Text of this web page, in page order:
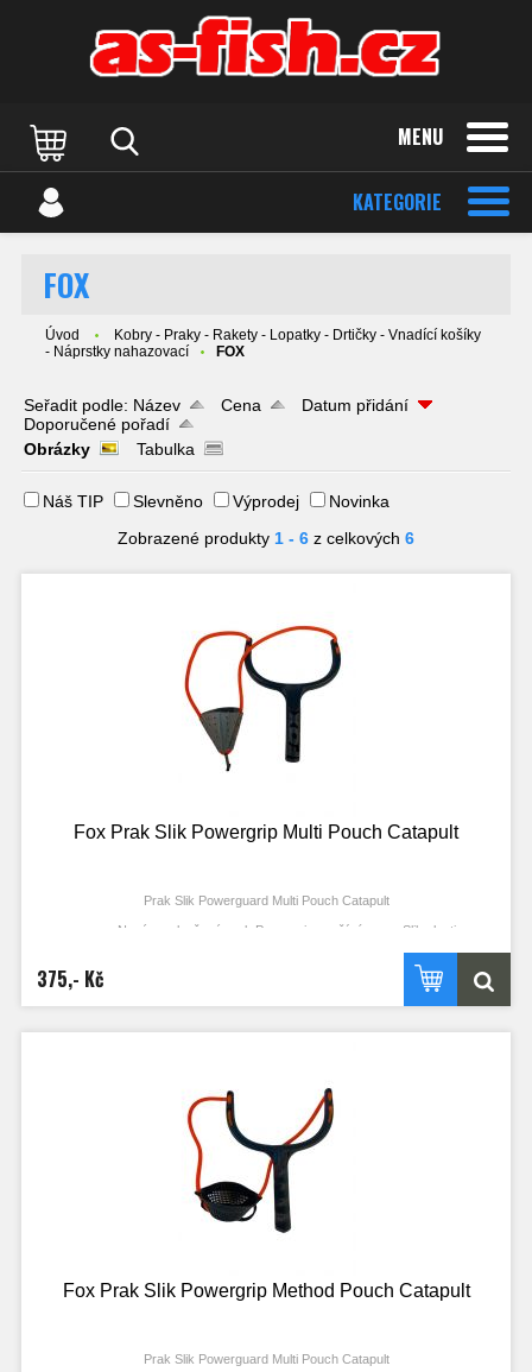
MENU
KATEGORIE
FOX
Úvod
Kobry - Praky - Rakety - Lopatky - Drtičky - Vnadící košíky
- Náprstky nahazovací
FOX
Seřadit podle: Název Cena
Datum přidání
Doporučené pořadí
Obrázky
Tabulka
Náš TIP Slevněno Výprodej
Novinka
Zobrazené produkty 1 - 6 z celkových 6
Fox Prak Slik Powergrip Multi Pouch Catapult
Prak Slik Powerguard Multi Pouch Catapult
Nový a vylepšený prak Powergrip využívá gumu Slik elastic
Jeden kus plné gumy Slik snižuje počet potřebných spojů a s nimi
Guma Slik Elastic je plná, tedy i menší průměr může vytvořit větší sílu
prokázalo výrazné prodloužení životnosti oproti tradičním dutým gumám
Kapkovitý tvar rukojeti brání jejímu otáčení při střílení a zlepšuje tím
přesnost
Rukojeť s vytvarovanými prsty pro lepší manipulaci a pohodlí
Široké spojky gumy zlepšují průchod gumy rámem a omezují její
kroucení
Košíček z odolného materiálu
Košík opatřený neklouzavým poutkem pro použití i mokrou rukou
Hluboký více účelový košíček použitelný pro širokou škálu návnad
včetně boilie, partiklu a pelet
375,- Kč
Fox Prak Slik Powergrip Method Pouch Catapult
Prak Slik Powerguard Multi Pouch Catapult